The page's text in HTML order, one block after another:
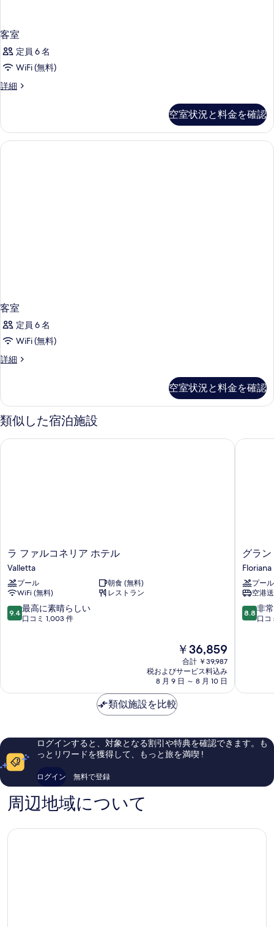
客室
定員 6 名
WiFi (無料)
詳細
客
細
空室状況と料金を確認
客室
定員 6 名
WiFi (無料)
詳細
客
細
空室状況と料金を確認
類似した宿泊施設
ラ
フ
ァ
ル
コ
ネ
リ
ラ ファルコネリア ホテル
Valletta
プール
朝食 (無料)
WiFi (無料)
レストラン
10
段
素
い、
口
コ
ミ
1,003
件
件
口
コ
9.4 最高に素晴らしい
口コミ 1,003 件
現
在
の
料
金
は
￥36,859
￥36,859
合計 ￥39,987
税およびサービス料込み
8 月 9 日 ～ 8 月 10 日
ラ ファルコネリア ホテル
グ
ラ
ン
ド
ホ
テ
ル
ー
グラ
Floriana
プール
空港
10
段
良
ミ
1,009
8.8 非
口コ
グラン
類似施設を比較
ログインすると、対象となる割引や特典を確認できます。も
っとリワードを獲得して、もっと旅を満喫 !
ログイン 無料で登録
周辺地域について